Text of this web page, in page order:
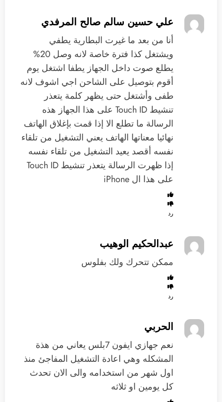
علي حسين سالم صالح المرفدي
‏أنا من بعد ما غيرت البطارية يطفي
ويشتغل كذا فترة خاصة لانه وصل 20%
يطلع صوت داخل الجهاز يطفا اشتغل يوم
أقوم بتوصيل على الشاحن اجي اشوف لانه
طفى وأشتغل حتى يظهر كلمة يتعذر
تنشيط Touch ID على هذا الجهاز هذه
الرسالة ما تطلع الا إذا قمت بإغلاق الهاتف
نهائيا معناتها الهاتف يعني التشغيل من تلقاء
نفسه ‏أقصد يعيد التشغيل من تلقاء نفسه
إذا ظهرت الرسالة يتعذر تنشيط Touch ID
على هذا ال iPhone
رد
عبدالحكيم الوهيب
ممكن تتحرك ولك بفلوس
رد
الحربي
نعم جهازي ايفون 7بلس يعاني من هذة
المشكله وهي اعادة التشغيل المفاجئ منذ
اول شهر من استخدامه والى الان تحدث
كل يومين او ثلاثه